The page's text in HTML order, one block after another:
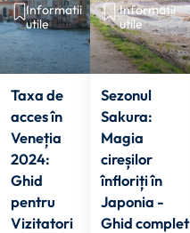
Informatii
utile
Taxa de
acces în
Veneția
2024:
Ghid
pentru
Vizitatori
Informatii
utile
Sezonul
Sakura:
Magia
cireșilor
înfloriți în
Japonia -
Ghid complet